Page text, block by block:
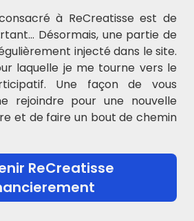
passée chezAmazonà partir
vous me permettez de
commission. Un grand merci !
enfants
à ReCreatisse est de
Désormais, une partie de
injecté dans le site.
laquelle je me tourne vers le
Une façon de vous
rejoindre pour une nouvelle
et de faire un bout de chemin
ReCreatisse